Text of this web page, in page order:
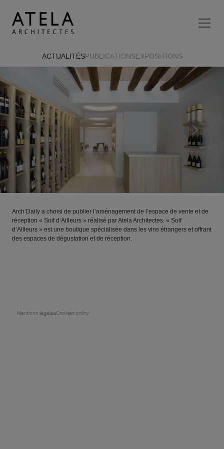
ACTUALITÉSPUBLICATIONSEXPOSITIONS
Previous Next
Arch’Daily a choisi de publier l’aménagement de l’espace de vente et de
réception « Soif d’Ailleurs » réalisé par Atela Architectes. « Soif
d’Ailleurs » est une boutique spécialisée dans les vins étrangers et offrant
des espaces de dégustation et de réception.
Pie de página
Mentions légalesCookies policy